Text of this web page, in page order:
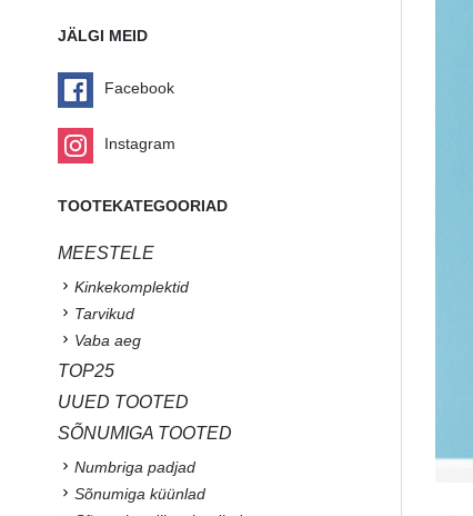
JÄLGI MEID
Facebook
Instagram
TOOTEKATEGOORIAD
MEESTELE
Kinkekomplektid
Tarvikud
Vaba aeg
TOP25
UUED TOOTED
SÕNUMIGA TOOTED
Numbriga padjad
Sõnumiga küünlad